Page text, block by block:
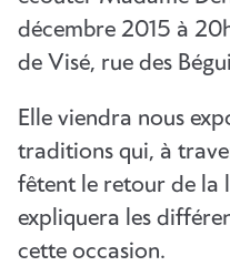
décembre 2015 à
de Visé, rue des
Elle viendra nous
traditions qui, à
fêtent le retour de la
expliquera les
cette occasion.